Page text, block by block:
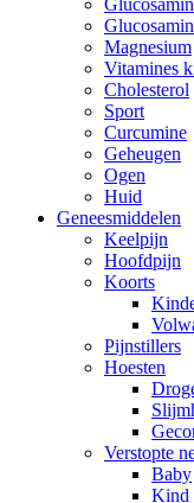
Magnesium
Vitamines
Cholesterol
Sport
Curcumine
Geheugen
Ogen
Huid
Geneesmiddelen
Keelpijn
Hoofdpijn
Koorts
Pijnstillers
Hoesten
Verstopte
Baby
Kind